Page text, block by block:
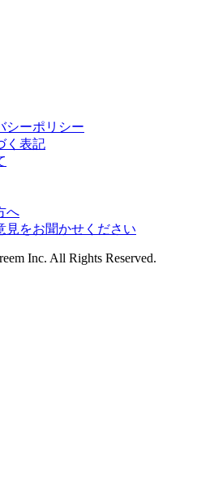
シーポリシー
く表記
へ
見をお聞かせください
Inc. All Rights Reserved.